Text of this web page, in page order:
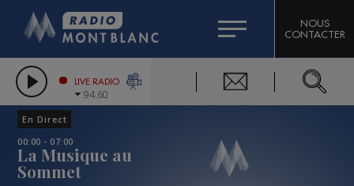
LES CHRONIQUES DE L'EXPERT
CITIZEN MACHINERY
GRAND MASSIF DOMAINES SKIABLES
COMPAGNIE DU MONT-BLANC
NOUS
CONTACTER
LIVE RADIO
94.60
En Direct
00:00 - 07:00
La Musique au
Sommet